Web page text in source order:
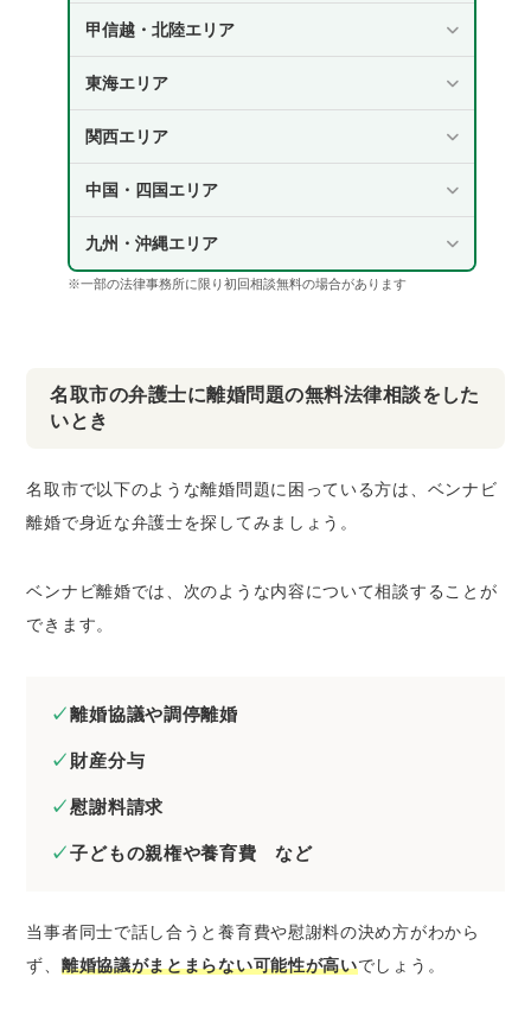
甲信越・北陸エリア
東海エリア
関西エリア
中国・四国エリア
九州・沖縄エリア
※一部の法律事務所に限り初回相談無料の場合があります
名取市の弁護士に離婚問題の無料法律相談をした
いとき
名取市で以下のような離婚問題に困っている方は、ベンナビ
離婚で身近な弁護士を探してみましょう。
ベンナビ離婚では、次のような内容について相談することが
できます。
離婚協議や調停離婚
財産分与
慰謝料請求
子どもの親権や養育費 など
当事者同士で話し合うと養育費や慰謝料の決め方がわから
ず、 離婚協議がまとまらない可能性が高いでしょう。